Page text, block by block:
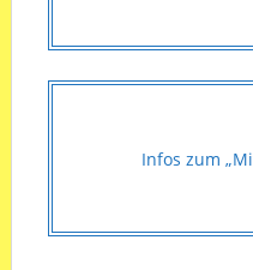
Infos zum